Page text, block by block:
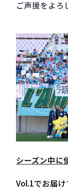
ご声援をよろ
シーズン中に
Vol.1でお届